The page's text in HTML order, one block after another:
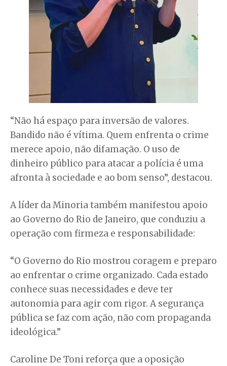
“Não há espaço para inversão de valores.
Bandido não é vítima. Quem enfrenta o crime
merece apoio, não difamação. O uso de
dinheiro público para atacar a polícia é uma
afronta à sociedade e ao bom senso”, destacou.
A líder da Minoria também manifestou apoio
ao Governo do Rio de Janeiro, que conduziu a
operação com firmeza e responsabilidade:
“O Governo do Rio mostrou coragem e preparo
ao enfrentar o crime organizado. Cada estado
conhece suas necessidades e deve ter
autonomia para agir com rigor. A segurança
pública se faz com ação, não com propaganda
ideológica.”
Caroline De Toni reforça que a oposição